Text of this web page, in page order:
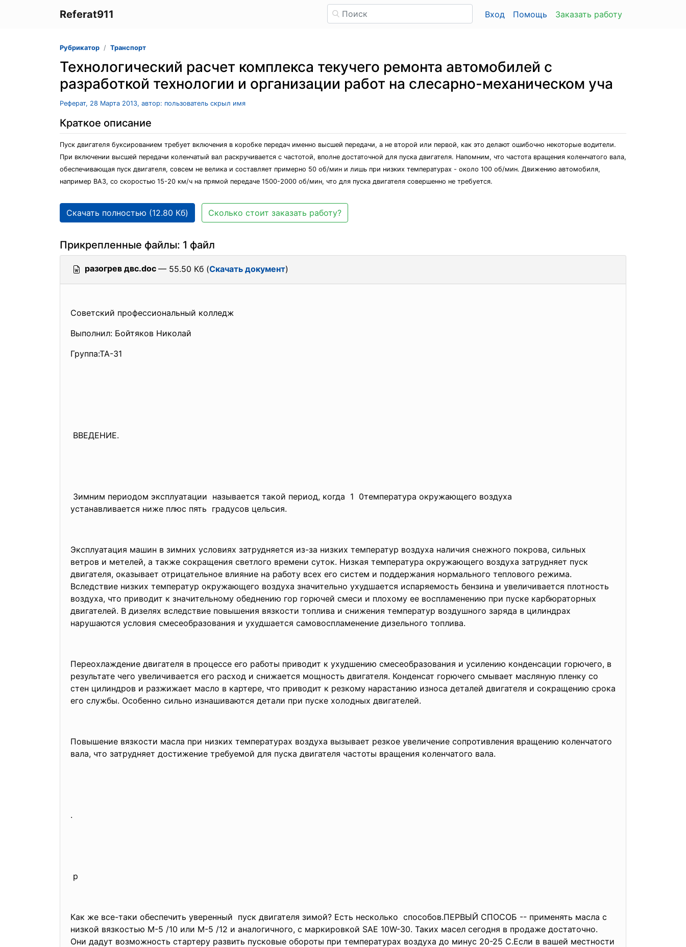
Referat911 Вход Помощь Заказать работу
Рубрикатор Транспорт
Технологический расчет комплекса текучего ремонта автомобилей с
разработкой технологии и организации работ на слесарно-механическом уча
Реферат, 28 Марта 2013, автор: пользователь скрыл имя
Краткое описание
Пуск двигателя буксированием требует включения в коробке передач именно высшей передачи, а не второй или первой, как это делают ошибочно некоторые водители.
При включении высшей передачи коленчатый вал раскручивается с частотой, вполне достаточной для пуска двигателя. Напомним, что частота вращения коленчатого вала,
обеспечивающая пуск двигателя, совсем не велика и составляет примерно 50 об/мин и лишь при низких температурах - около 100 об/мин. Движению автомобиля,
например ВАЗ, со скоростью 15-20 км/ч на прямой передаче 1500-2000 об/мин, что для пуска двигателя совершенно не требуется.
Скачать полностью (12.80 Кб) Сколько стоит заказать работу?
Прикрепленные файлы: 1 файл
разогрев двс.doc — 55.50 Кб (Скачать документ)
Советский профессиональный колледж
Выполнил: Бойтяков Николай
Группа:ТА-31
ВВЕДЕНИЕ.
Зимним периодом эксплуатации называется такой период, когда 1 0температура окружающего воздуха
устанавливается ниже плюс пять градусов цельсия.
Эксплуатация машин в зимних условиях затрудняется из-за низких температур воздуха наличия снежного покрова, сильных
ветров и метелей, а также сокращения светлого времени суток. Низкая температура окружающего воздуха затрудняет пуск
двигателя, оказывает отрицательное влияние на работу всех его систем и поддержания нормального теплового режима.
Вследствие низких температур окружающего воздуха значительно ухудшается испаряемость бензина и увеличивается плотность
воздуха, что приводит к значительному обеднению гор горючей смеси и плохому ее воспламенению при пуске карбюраторных
двигателей. В дизелях вследствие повышения вязкости топлива и снижения температур воздушного заряда в цилиндрах
нарушаются условия смесеобразования и ухудшается самовоспламенение дизельного топлива.
Переохлаждение двигателя в процессе его работы приводит к ухудшению смесеобразования и усилению конденсации горючего, в
результате чего увеличивается его расход и снижается мощность двигателя. Конденсат горючего смывает масляную пленку со
стен цилиндров и разжижает масло в картере, что приводит к резкому нарастанию износа деталей двигателя и сокращению срока
его службы. Особенно сильно изнашиваются детали при пуске холодных двигателей.
Повышение вязкости масла при низких температурах воздуха вызывает резкое увеличение сопротивления вращению коленчатого
вала, что затрудняет достижение требуемой для пуска двигателя частоты вращения коленчатого вала.
.
р
Как же все-таки обеспечить уверенный пуск двигателя зимой? Есть несколько способов.ПЕРВЫЙ СПОСОБ -- применять масла с
низкой вязкостью М-5 /10 или М-5 /12 и аналогичного, с маркировкой SAE 10W-30. Таких масел сегодня в продаже достаточно.
Они дадут возможность стартеру развить пусковые обороты при температурах воздуха до минус 20-25 С.Если в вашей местности